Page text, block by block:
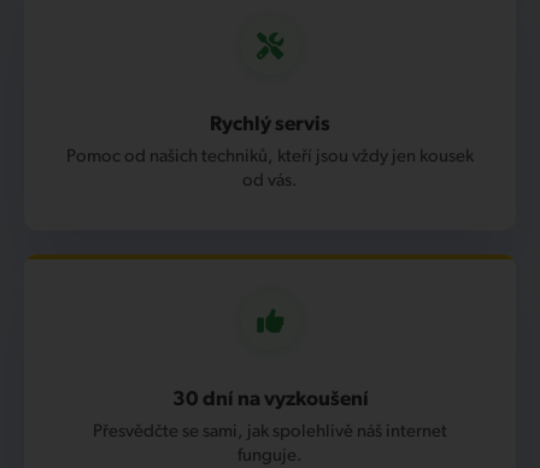
Rychlý servis
Pomoc od našich techniků, kteří jsou vždy jen kousek
od vás.
30 dní na vyzkoušení
Přesvědčte se sami, jak spolehlivě náš internet
funguje.